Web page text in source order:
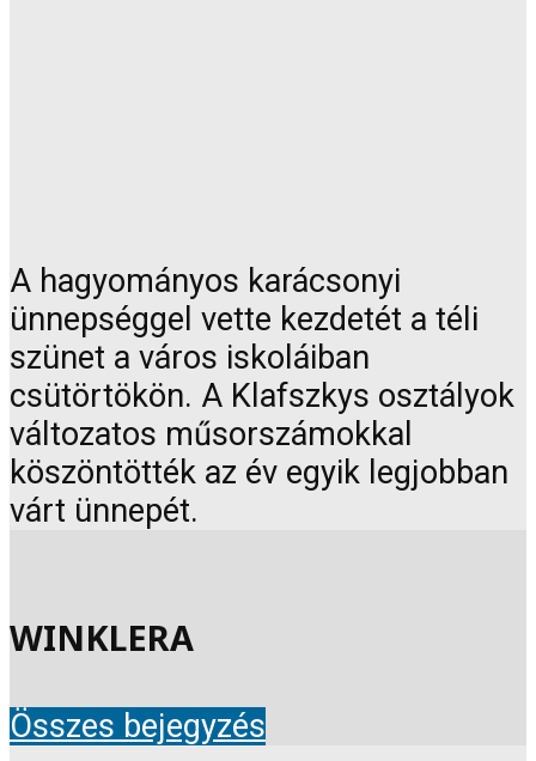
A hagyományos karácsonyi
ünnepséggel vette kezdetét a téli
szünet a város iskoláiban
csütörtökön. A Klafszkys osztályok
változatos műsorszámokkal
köszöntötték az év egyik legjobban
várt ünnepét.
WINKLERA
Összes bejegyzés